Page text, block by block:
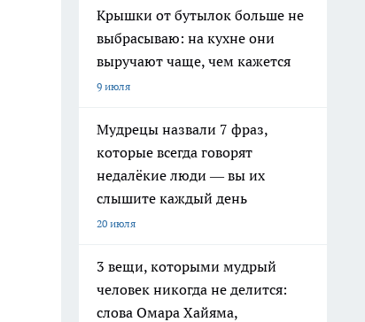
Крышки от бутылок больше не
выбрасываю: на кухне они
выручают чаще, чем кажется
9 июля
Мудрецы назвали 7 фраз,
которые всегда говорят
недалёкие люди — вы их
слышите каждый день
20 июля
3 вещи, которыми мудрый
человек никогда не делится:
слова Омара Хайяма,